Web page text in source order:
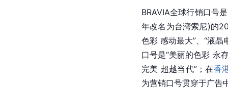
BRAVIA全球行销口号
年改名为台湾索尼)的
色彩 感动最大”、“液
口号是“美丽的色彩 永
完美 超越当代”；在香
为营销口号贯穿于广告